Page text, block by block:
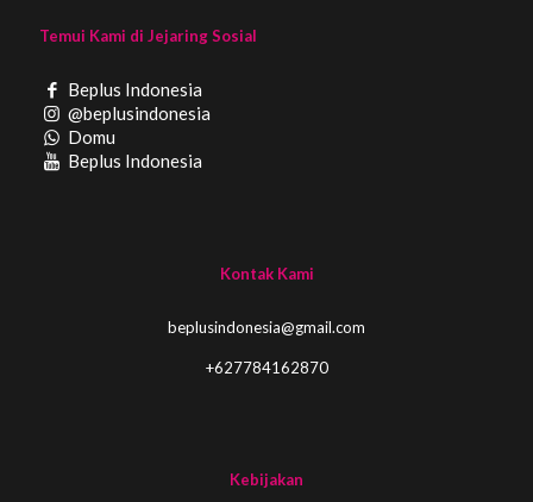
Temui Kami di Jejaring Sosial
Beplus Indonesia
@beplusindonesia
Domu
Beplus Indonesia
Kontak Kami
beplusindonesia@gmail.com
+627784162870
Kebijakan